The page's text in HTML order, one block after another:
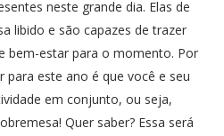
neste grande dia. Elas de
libido e são capazes de trazer
bem-estar para o momento. Por
para este ano é que você e seu
em conjunto, ou seja,
Quer saber? Essa será